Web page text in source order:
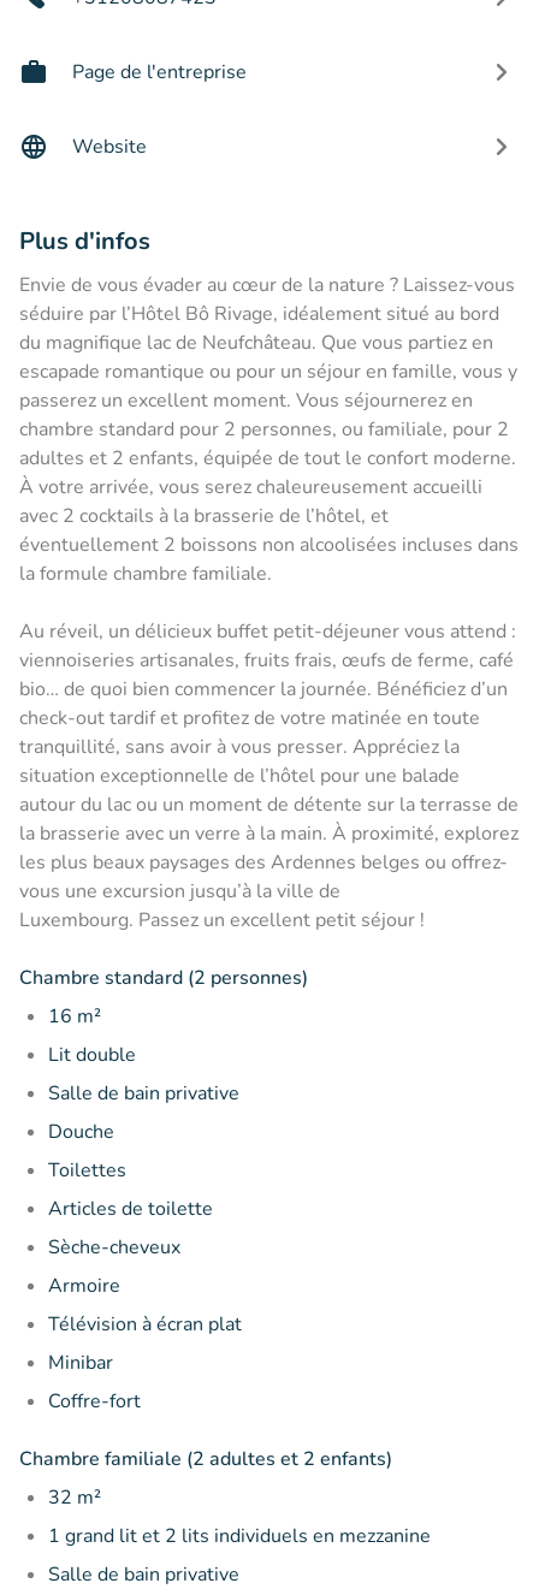
Page de l'entreprise
Website
Plus d'infos
Envie de vous évader au cœur de la nature ? Laissez-vous
séduire par l’Hôtel Bô Rivage, idéalement situé au bord
du magnifique lac de Neufchâteau. Que vous partiez en
escapade romantique ou pour un séjour en famille, vous y
passerez un excellent moment. Vous séjournerez en
chambre standard pour 2 personnes, ou familiale, pour 2
adultes et 2 enfants, équipée de tout le confort moderne.
À votre arrivée, vous serez chaleureusement accueilli
avec 2 cocktails à la brasserie de l’hôtel, et
éventuellement 2 boissons non alcoolisées incluses dans
la formule chambre familiale.
Au réveil, un délicieux buffet petit-déjeuner vous attend :
viennoiseries artisanales, fruits frais, œufs de ferme, café
bio… de quoi bien commencer la journée. Bénéficiez d’un
check-out tardif et profitez de votre matinée en toute
tranquillité, sans avoir à vous presser. Appréciez la
situation exceptionnelle de l’hôtel pour une balade
autour du lac ou un moment de détente sur la terrasse de
la brasserie avec un verre à la main. À proximité, explorez
les plus beaux paysages des Ardennes belges ou offrez-
vous une excursion jusqu’à la ville de
Luxembourg. Passez un excellent petit séjour !
Chambre standard (2 personnes)
16 m²
Lit double
Salle de bain privative
Douche
Toilettes
Articles de toilette
Sèche-cheveux
Armoire
Télévision à écran plat
Minibar
Coffre-fort
Chambre familiale (2 adultes et 2 enfants)
32 m²
1 grand lit et 2 lits individuels en mezzanine
Salle de bain privative